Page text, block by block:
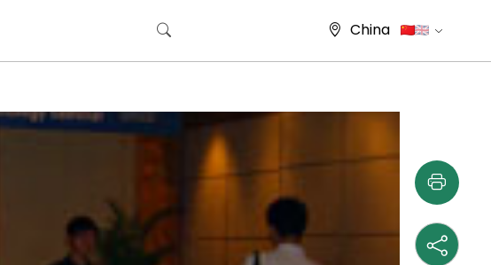
China